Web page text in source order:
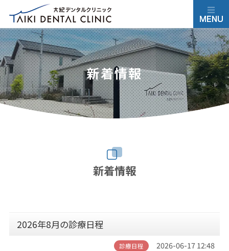
新着情報
新着情報
2026年8月の診療日程
診療日程 2026-06-17 12:48